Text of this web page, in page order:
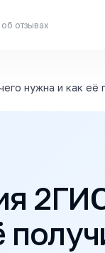
отзывах
нужна и как её